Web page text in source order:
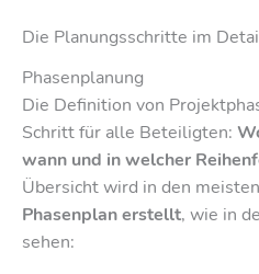
Die Planungsschritte im
Phasenplanung
Die Definition von
Schritt für alle Beteiligten:
wann und in welcher
Übersicht wird in den
Phasenplan erstellt, wie in
sehen: